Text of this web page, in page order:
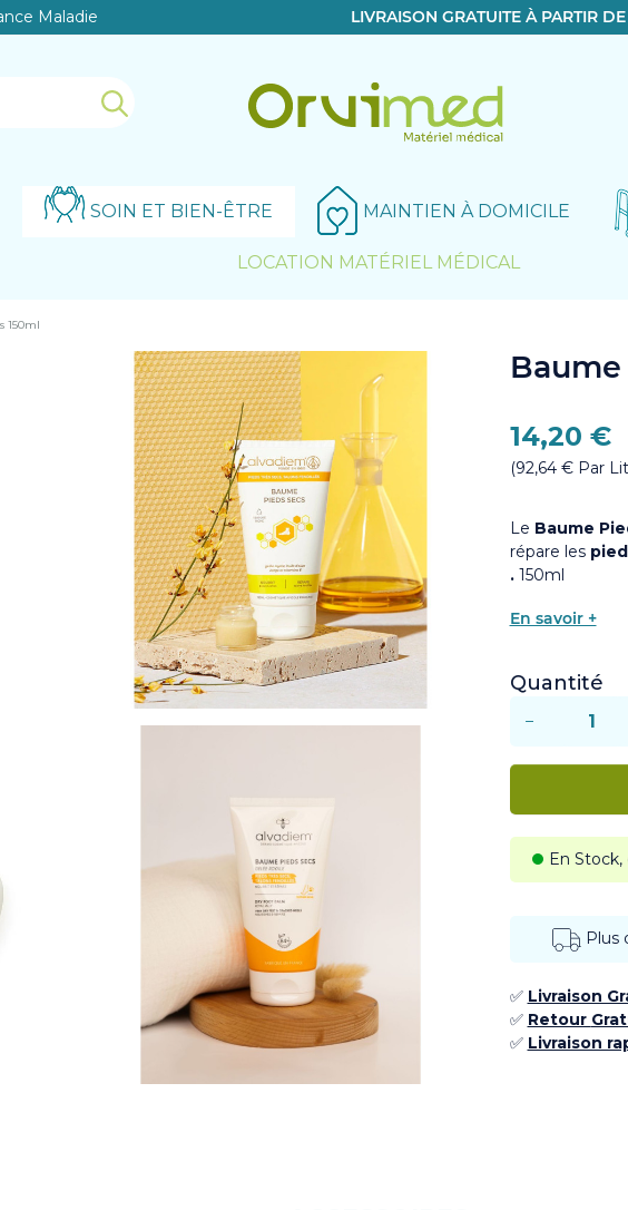
Maladie LIVRAISON GRATUITE À PARTIR DE
SOIN ET BIEN-ÊTRE MAINTIEN À DOMICILE
LOCATION MATÉRIEL MÉDICAL
150ml
Baume
14,20 €
(92,64 € Par
Le Baume
répare les
. 150ml
En savoir +
Quantité
−
En
Plus
✅ Livraison
✅ ​ Retour
✅​ Livraison